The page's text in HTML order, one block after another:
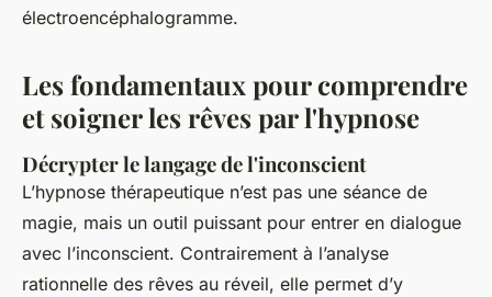
électroencéphalogramme.
Les fondamentaux pour comprendre
et soigner les rêves par l'hypnose
Décrypter le langage de l'inconscient
L’hypnose thérapeutique n’est pas une séance de
magie, mais un outil puissant pour entrer en dialogue
avec l’inconscient. Contrairement à l’analyse
rationnelle des rêves au réveil, elle permet d’y